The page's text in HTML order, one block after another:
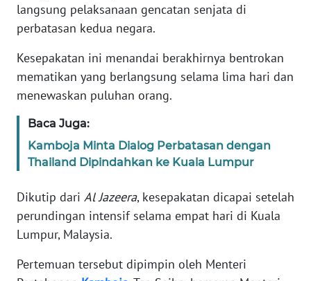
langsung pelaksanaan gencatan senjata di
perbatasan kedua negara.
Kesepakatan ini menandai berakhirnya bentrokan
mematikan yang berlangsung selama lima hari dan
menewaskan puluhan orang.
Baca Juga:
Kamboja Minta Dialog Perbatasan dengan
Thailand Dipindahkan ke Kuala Lumpur
Dikutip dari Al Jazeera, kesepakatan dicapai setelah
perundingan intensif selama empat hari di Kuala
Lumpur, Malaysia.
Pertemuan tersebut dipimpin oleh Menteri
INDEKS
BERITA
KONTAK
INFO
IKLAN
MEDIA